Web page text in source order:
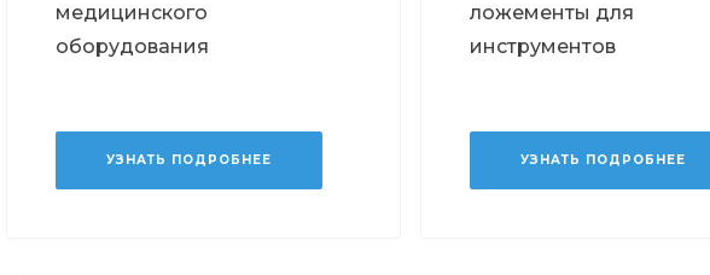
медицинского
оборудования
УЗНАТЬ ПОДРОБНЕЕ
ложементы для
инструментов
УЗНАТЬ ПОДРОБНЕЕ